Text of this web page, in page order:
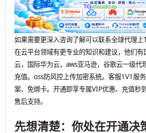
如果需要更深入咨询了解可以联系全球代理上
在云平台领域有更专业的知识和建议，他们
云，国际华为云，aws亚马逊，谷歌云一级代
充值。oss防风控上传加密系统。客服1V1服
案、免绑卡。开通即享专属VIP优惠、充值秒
售后支持。
先想清楚：你处在开通决